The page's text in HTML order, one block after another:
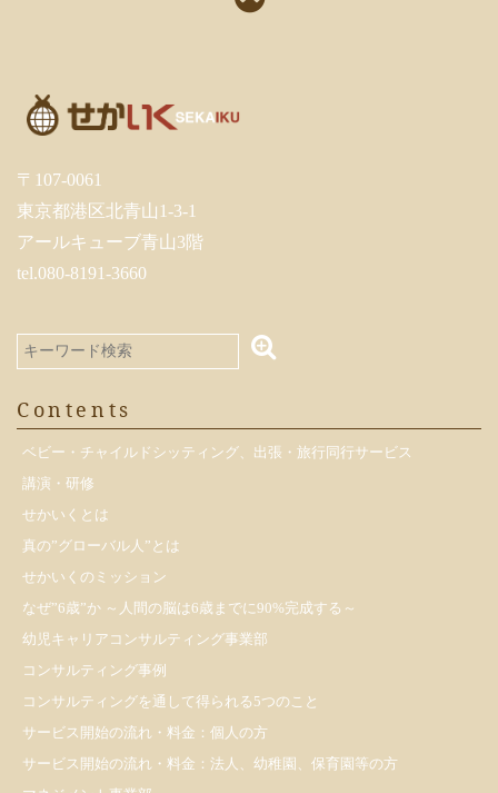
〒107-0061
東京都港区北青山1-3-1
アールキューブ青山3階
tel.080-8191-3660
Contents
ベビー・チャイルドシッティング、出張・旅行同行サービス
講演・研修
せかいくとは
真の”グローバル人”とは
せかいくのミッション
なぜ”6歳”か ～人間の脳は6歳までに90%完成する～
幼児キャリアコンサルティング事業部
コンサルティング事例
コンサルティングを通して得られる5つのこと
サービス開始の流れ・料金：個人の方
サービス開始の流れ・料金：法人、幼稚園、保育園等の方